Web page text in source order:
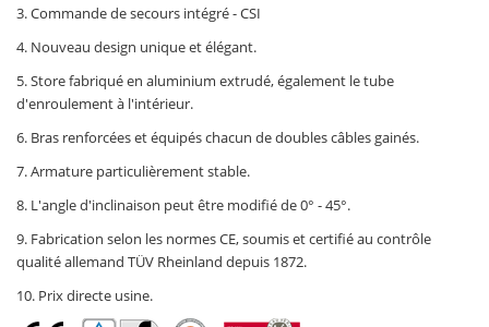
3. Commande de secours intégré - CSI
4. Nouveau design unique et élégant.
5. Store fabriqué en aluminium extrudé, également le tube
d'enroulement à l'intérieur.
6. Bras renforcées et équipés chacun de doubles câbles gainés.
7. Armature particulièrement stable.
8. L'angle d'inclinaison peut être modifié de 0° - 45°.
9. Fabrication selon les normes CE, soumis et certifié au contrôle
qualité allemand TÜV Rheinland depuis 1872.
10. Prix directe usine.